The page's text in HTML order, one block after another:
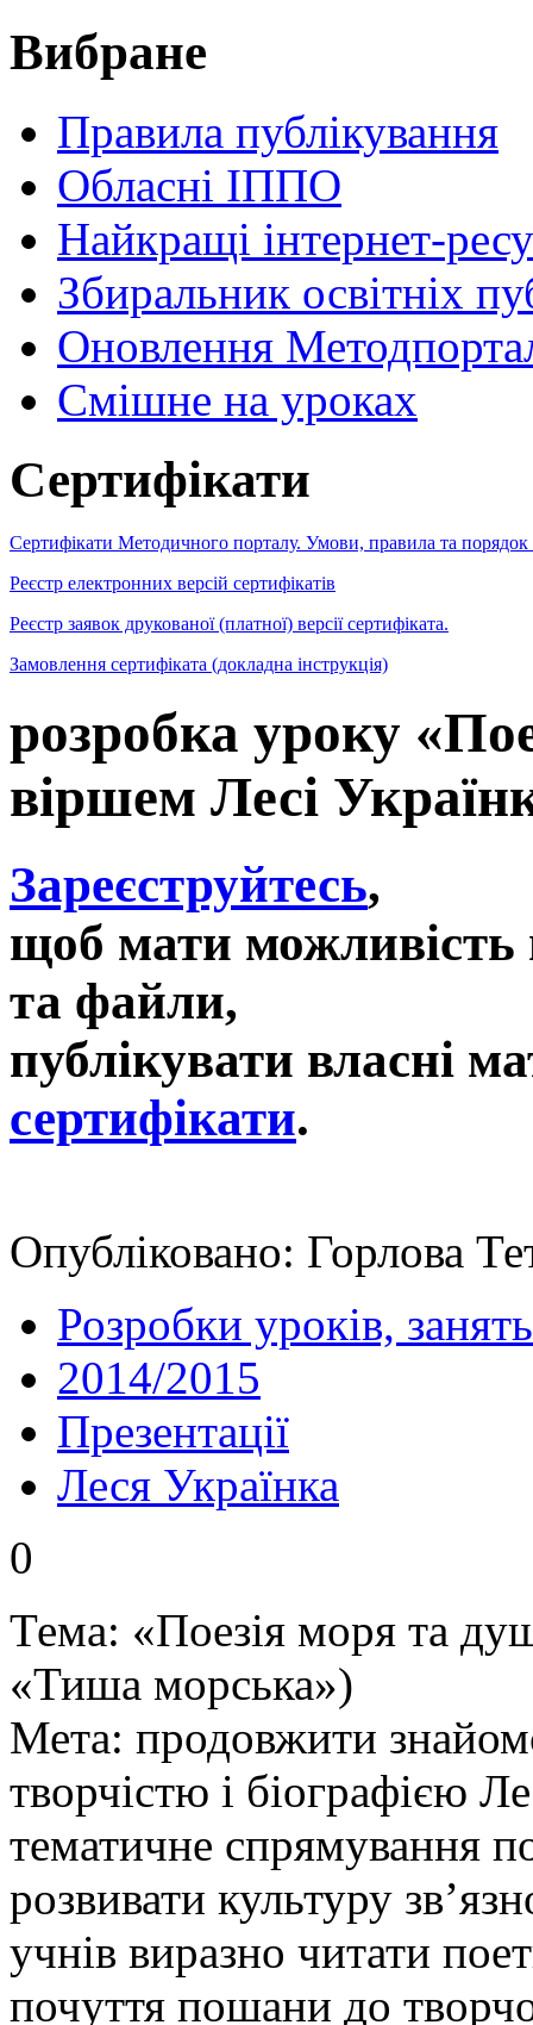
Вибране
Правила публікування
Обласні ІППО
Найкращі інтернет-
Збиральник освітніх
Оновлення
Cмішне на уроках
Сертифікати
Сертифікати Методичного порталу. Умови, правила та порядок
Реєстр електронних версій сертифікатів
Реєстр заявок друкованої (платної) версії сертифіката.
Замовлення сертифіката (докладна інструкція)
розробка уроку
віршем Лесі
Зареєструйтесь,
щоб мати можливість
та файли,
публікувати власні
сертифікати.
Опубліковано: Горлова
Розробки уроків, занять
2014/2015
Презентації
Леся Українка
0
Тема: «Поезія моря та
«Тиша морська»)
Мета: продовжити
творчістю і біографією
тематичне спрямування
розвивати культуру
учнів виразно читати
почуття пошани до